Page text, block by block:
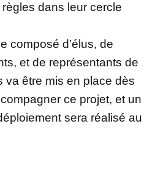
dans leur cercle
composé d’élus, de
et de représentants de
va être mis en place dès
ce projet, et un
sera réalisé au